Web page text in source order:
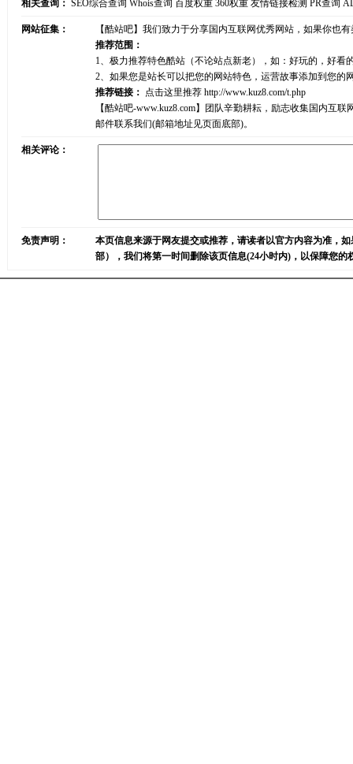
相关查询： SEO综合查询 Whois查询 百度权重 360权重 友情链接检测 PR查询
网站征集：
【酷站吧】我们致力于分享国内互联网优秀网站，如果你也
推荐范围：
1、极力推荐特色酷站（不论站点新老），如：好玩的，好
2、如果您是站长可以把您的网站特色，运营故事添加到您
推荐链接： 点击这里推荐 http://www.kuz8.com/t.php
【酷站吧-www.kuz8.com】团队辛勤耕耘，励志收集国内互
邮件联系我们(邮箱地址见页面底部)。
相关评论：
免责声明：
本页信息来源于网友提交或推荐，请读者以官方内容为准，
部），我们将第一时间删除该页信息(24小时内)，以保障您的